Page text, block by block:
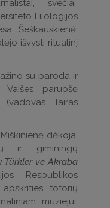
svečiai.
Filologijos
Šeškauskienė.
išvysti ritualinį
su paroda ir
paruošė
(vadovas Tairas
dėkoja:
ir giminingų
Türkler ve Akraba
Respublikos
totorių
muziejui,